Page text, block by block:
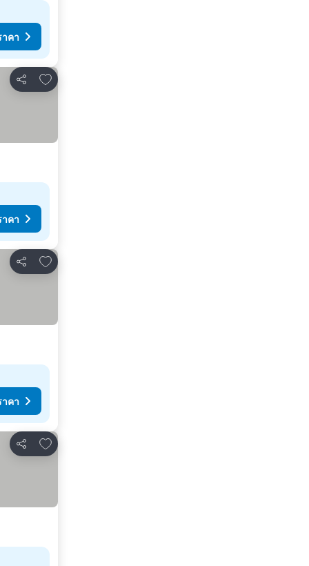
คา
แชร์
เพิ่มในรายการโปรด
คา
แชร์
เพิ่มในรายการโปรด
คา
แชร์
เพิ่มในรายการโปรด